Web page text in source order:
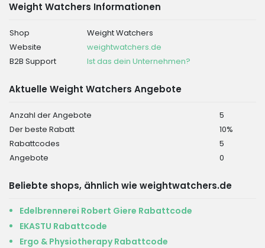
Weight Watchers Informationen
Shop
Weight Watchers
Website
weightwatchers.de
B2B Support
Ist das dein Unternehmen?
Aktuelle Weight Watchers Angebote
Anzahl der Angebote
5
Der beste Rabatt
10%
Rabattcodes
5
Angebote
0
Beliebte shops, ähnlich wie weightwatchers.de
Edelbrennerei Robert Giere Rabattcode
EKASTU Rabattcode
Ergo & Physiotherapy Rabattcode